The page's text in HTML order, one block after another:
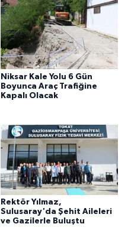
Niksar Kale Yolu 6 Gün
Boyunca Araç Trafiğine
Kapalı Olacak
Rektör Yılmaz,
Sulusaray'da Şehit Aileleri
ve Gazilerle Buluştu